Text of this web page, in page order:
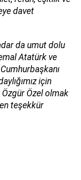
davet
da umut dolu
Atatürk ve
için
Özgür Özel olmak
teşekkür